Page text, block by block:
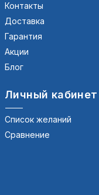
Контакты
Доставка
Гарантия
Акции
Блог
Личный кабинет
Список желаний
Сравнение